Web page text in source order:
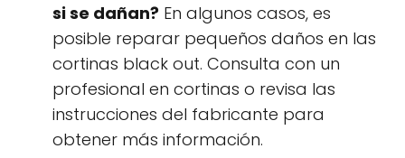
si se dañan? En algunos casos, es
posible reparar pequeños daños en las
cortinas black out. Consulta con un
profesional en cortinas o revisa las
instrucciones del fabricante para
obtener más información.